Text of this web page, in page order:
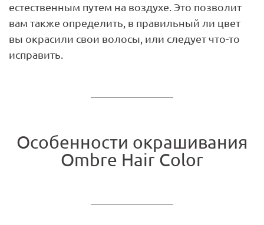
естественным путем на воздухе. Это позволит
вам также определить, в правильный ли цвет
вы окрасили свои волосы, или следует что-то
исправить.
Особенности окрашивания
Ombre Hair Color